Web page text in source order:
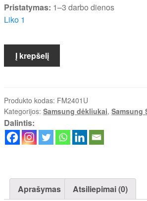
69,99 €.44,99 €.
Pristatymas: 1–3 darbo dienos
Liko 1
produkto
kiekis:
S24
Ultra
(Moonrise)
Į krepšelį
Produkto kodas: FM2401U
Kategorijos: Samsung dėkliukai, Samsung
Dalintis:
Aprašymas Atsiliepimai (0)